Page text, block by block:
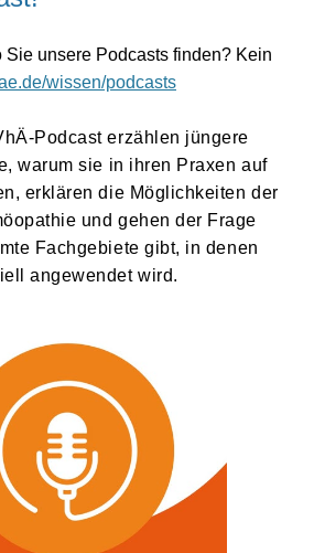
Sie unsere Podcasts finden? Kein
wissen/podcasts
Podcast erzählen jüngere
warum sie in ihren Praxen auf
erklären die Möglichkeiten der
und gehen der Frage
Fachgebiete gibt, in denen
angewendet wird.